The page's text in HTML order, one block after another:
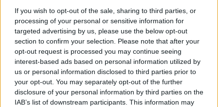
If you wish to opt-out of the sale, sharing to third parties, or
processing of your personal or sensitive information for
targeted advertising by us, please use the below opt-out
section to confirm your selection. Please note that after your
opt-out request is processed you may continue seeing
interest-based ads based on personal information utilized by
us or personal information disclosed to third parties prior to
your opt-out. You may separately opt-out of the further
disclosure of your personal information by third parties on the
IAB’s list of downstream participants. This information may
ΔΙΑΦΗΜΙΣΗ